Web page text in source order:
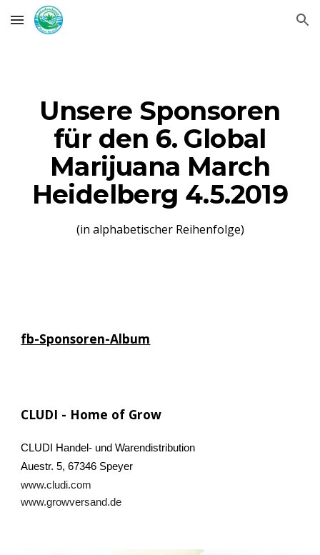
Skip to main content Skip to navigation
Unsere Sponsoren
für den 6. Global
Marijuana March
Heidelberg 4.5.2019
(in alphabetischer Reihenfolge)
fb-Sponsoren-Album
CLUDI - Home of Grow
CLUDI Handel- und Warendistribution
Auestr. 5, 67346 Speyer
www.cludi.com
www.growversand.de